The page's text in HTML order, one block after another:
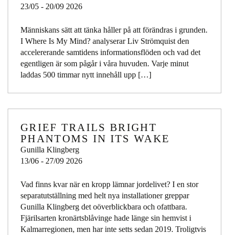
23/05 - 20/09 2026
Människans sätt att tänka håller på att förändras i grunden.
I Where Is My Mind? analyserar Liv Strömquist den
accelererande samtidens informationsflöden och vad det
egentligen är som pågår i våra huvuden. Varje minut
laddas 500 timmar nytt innehåll upp […]
GRIEF TRAILS BRIGHT
PHANTOMS IN ITS WAKE
Gunilla Klingberg
13/06 - 27/09 2026
Vad finns kvar när en kropp lämnar jordelivet? I en stor
separatutställning med helt nya installationer greppar
Gunilla Klingberg det oöverblickbara och ofattbara.
Fjärilsarten kronärtsblåvinge hade länge sin hemvist i
Kalmarregionen, men har inte setts sedan 2019. Troligtvis